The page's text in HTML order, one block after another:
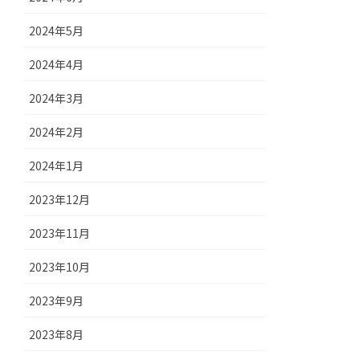
2024年5月
2024年4月
2024年3月
2024年2月
2024年1月
2023年12月
2023年11月
2023年10月
2023年9月
2023年8月